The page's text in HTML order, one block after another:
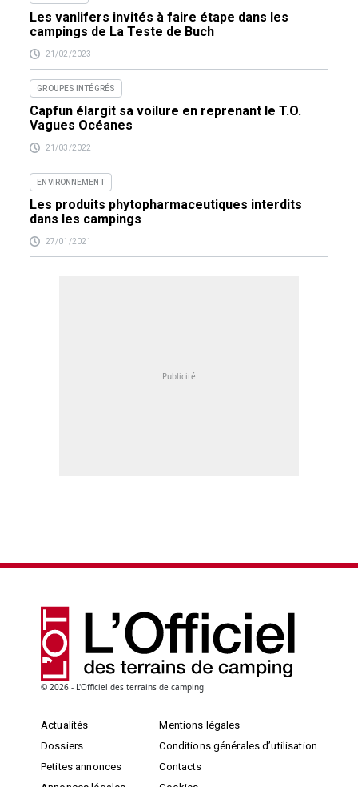
Les vanlifers invités à faire étape dans les
campings de La Teste de Buch
21/02/2023
GROUPES INTÉGRÉS
Capfun élargit sa voilure en reprenant le T.O.
Vagues Océanes
21/03/2022
ENVIRONNEMENT
Les produits phytopharmaceutiques interdits
dans les campings
27/01/2021
© 2026 - L'Officiel des terrains de camping
Actualités
Dossiers
Petites annonces
Mentions légales
Conditions générales d’utilisation
Contacts